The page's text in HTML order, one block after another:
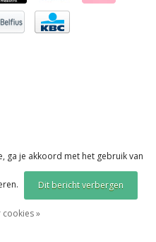
ga je akkoord met het gebruik van
Dit bericht verbergen
»